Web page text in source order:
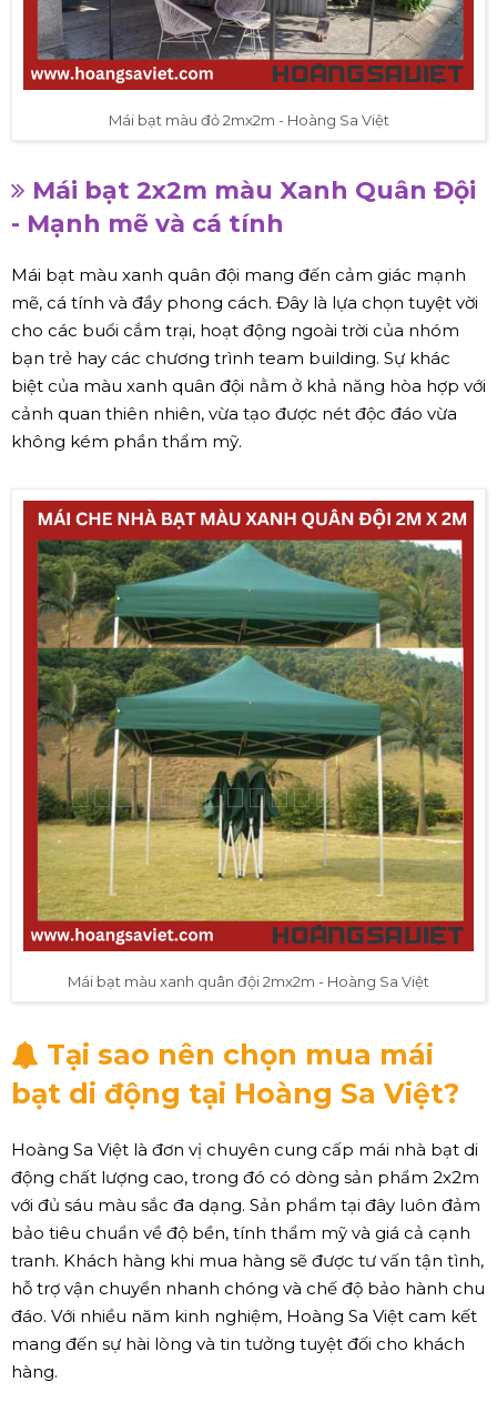
Mái bạt màu đỏ 2mx2m - Hoàng Sa Việt
Mái bạt 2x2m màu Xanh Quân Đội
- Mạnh mẽ và cá tính
Mái bạt màu xanh quân đội mang đến cảm giác mạnh
mẽ, cá tính và đầy phong cách. Đây là lựa chọn tuyệt vời
cho các buổi cắm trại, hoạt động ngoài trời của nhóm
bạn trẻ hay các chương trình team building. Sự khác
biệt của màu xanh quân đội nằm ở khả năng hòa hợp với
cảnh quan thiên nhiên, vừa tạo được nét độc đáo vừa
không kém phần thẩm mỹ.
Mái bạt màu xanh quân đội 2mx2m - Hoàng Sa Việt
Tại sao nên chọn mua mái
bạt di động tại Hoàng Sa Việt?
Hoàng Sa Việt là đơn vị chuyên cung cấp mái nhà bạt di
động chất lượng cao, trong đó có dòng sản phẩm 2x2m
với đủ sáu màu sắc đa dạng. Sản phẩm tại đây luôn đảm
bảo tiêu chuẩn về độ bền, tính thẩm mỹ và giá cả cạnh
tranh. Khách hàng khi mua hàng sẽ được tư vấn tận tình,
hỗ trợ vận chuyển nhanh chóng và chế độ bảo hành chu
đáo. Với nhiều năm kinh nghiệm, Hoàng Sa Việt cam kết
mang đến sự hài lòng và tin tưởng tuyệt đối cho khách
hàng.